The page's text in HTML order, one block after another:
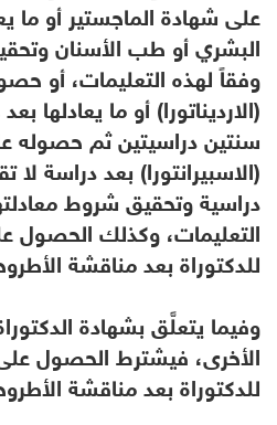
على شهادة الماجستير أو ما
البشري أو طب الأسنان
وفقاً لهذه التعليمات، أو
(الارديناتورا) أو ما يعادلها
سنتين دراسيتين ثم حصوله
(الاسبيرانتورا) بعد دراسة
دراسية وتحقيق شروط
التعليمات، وكذلك الحصول
للدكتوراة بعد مناقشة
وفيما يتعلَّق بشهادة
الأخرى، فيشترط الحصول
للدكتوراة بعد مناقشة